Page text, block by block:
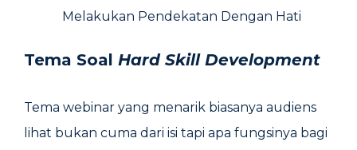
Melakukan Pendekatan Dengan Hati
Tema Soal Hard Skill Development
Tema webinar yang menarik biasanya audiens
lihat bukan cuma dari isi tapi apa fungsinya bagi